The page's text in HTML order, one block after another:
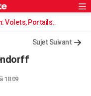
Rechercher
Volets, Portails..
Sujet Suivant
18:09